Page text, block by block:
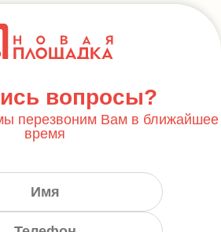
вопросы?
перезвоним Вам в ближайшее
время